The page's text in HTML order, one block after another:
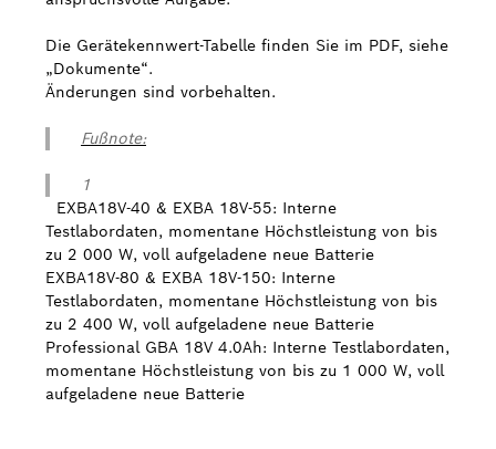
Die Gerätekennwert-Tabelle finden Sie im PDF, siehe
„Dokumente“.
Änderungen sind vorbehalten.
Fußnote:
1
EXBA18V-40 & EXBA 18V-55: Interne
Testlabordaten, momentane Höchstleistung von bis
zu 2 000 W, voll aufgeladene neue Batterie
EXBA18V-80 & EXBA 18V-150: Interne
Testlabordaten, momentane Höchstleistung von bis
zu 2 400 W, voll aufgeladene neue Batterie
Professional GBA 18V 4.0Ah: Interne Testlabordaten,
momentane Höchstleistung von bis zu 1 000 W, voll
aufgeladene neue Batterie